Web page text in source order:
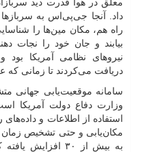
معلق در هوا قدرت دید
داد. آنجا جی‌پی‌اس به
راه هم، مکان مین‌ها را
بیابند و جان خود را نجات
نیروهای نظامی آمریکا
دریافت می‌کردند تا زمانی که
وزارت دفاع دولت آمریکا
استفاده از اطلاعات و
مکان‌یابی و حتی تشخیص زمان
به بیش از ۳۰